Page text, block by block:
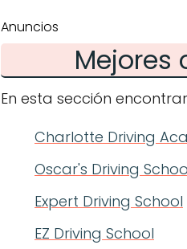
Anuncios
Mejores
En esta sección
Charlotte Driving
Oscar's Driving
Expert Driving School
EZ Driving School